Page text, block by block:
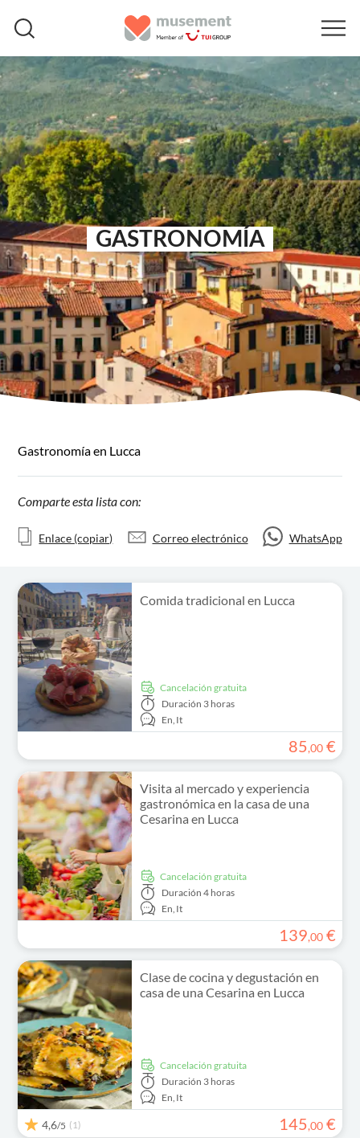
GASTRONOMÍA
Gastronomía en Lucca
Comparte esta lista con:
Enlace (copiar) Correo electrónico WhatsApp
Comida tradicional en Lucca
cancelación gratuita
Duración 3 horas
En, It
85,00 €
Visita al mercado y experiencia
gastronómica en la casa de una
Cesarina en Lucca
cancelación gratuita
Duración 4 horas
En, It
139,00 €
Clase de cocina y degustación en
casa de una Cesarina en Lucca
cancelación gratuita
Duración 3 horas
En, It
4,6/5 (1) 145,00 €